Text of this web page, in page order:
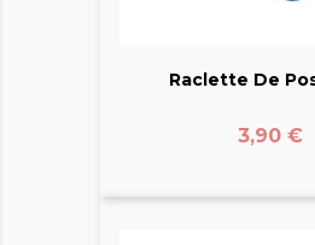
Raclette De
Prix
3,90 €